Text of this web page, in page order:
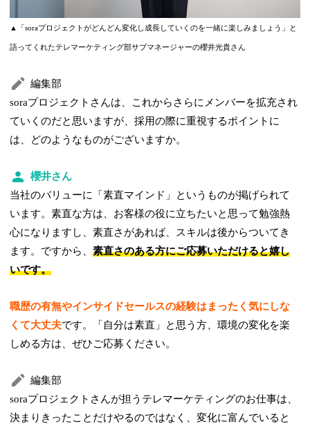
▲「soraプロジェクトがどんどん変化し成長していくのを一緒に楽しみましょう」と
語ってくれたテレマーケティング部サブマネージャーの櫻井光貴さん
編集部
soraプロジェクトさんは、これからさらにメンバーを拡充され
ていくのだと思いますが、採用の際に重視するポイントに
は、どのようなものがございますか。
櫻井さん
当社のバリューに「素直マインド」というものが掲げられて
います。素直な方は、お客様の役に立ちたいと思って勉強熱
心になりますし、素直さがあれば、スキルは後からついてき
ます。ですから、素直さのある方にご応募いただけると嬉し
いです。
職歴の有無やインサイドセールスの経験はまったく気にしな
くて大丈夫です。「自分は素直」と思う方、環境の変化を楽
しめる方は、ぜひご応募ください。
編集部
soraプロジェクトさんが担うテレマーケティングのお仕事は、
決まりきったことだけやるのではなく、変化に富んでいると